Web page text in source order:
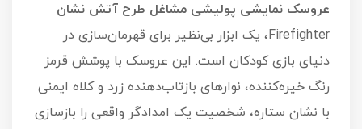
عروسک نمایشی پولیشی مشاغل طرح آتش نشان
Firefighter، یک ابزار بی‌نظیر برای قهرمان‌سازی در
دنیای بازی کودکان است. این عروسک با پوشش قرمز
رنگ خیره‌کننده، نوار‌های بازتاب‌دهنده زرد و کلاه ایمنی
با نشان ستاره، شخصیت یک امدادگر واقعی را بازسازی